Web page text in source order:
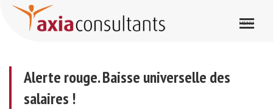
Alerte rouge. Baisse universelle des
salaires !